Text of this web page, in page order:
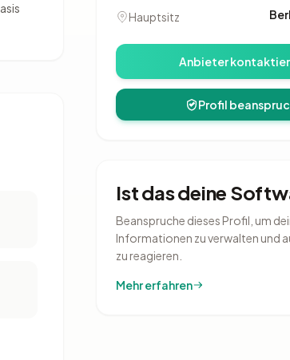
Hauptsitz
Anbieter
Profil
Ist das deine
Beanspruche dieses Profil, um
Informationen zu verwalten und
zu reagieren.
Mehr erfahren